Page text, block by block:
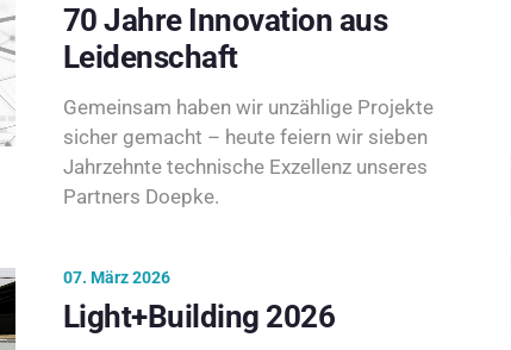
70 Jahre Innovation aus
Leidenschaft
Gemeinsam haben wir unzählige Projekte
sicher gemacht – heute feiern wir sieben
Jahrzehnte technische Exzellenz unseres
Partners Doepke.
07. März 2026
Light+Building 2026